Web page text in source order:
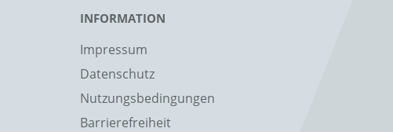
INFORMATION
Impressum
Datenschutz
Nutzungsbedingungen
Barrierefreiheit